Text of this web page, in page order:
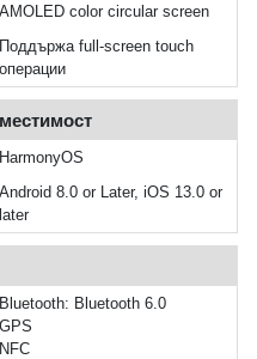
AMOLED color circular screen
Поддържа full-screen touch
операции
HarmonyOS
Android 8.0 or Later, iOS 13.0 or
later
Bluetooth: Bluetooth 6.0
GPS
NFC